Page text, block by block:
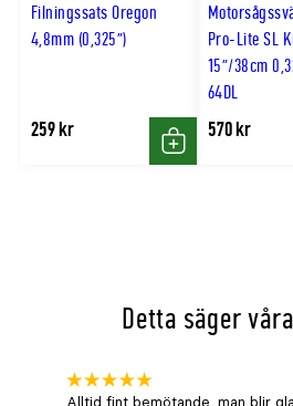
Filningssats Oregon
4,8mm (0,325")
259 kr
Köp
Pro-Lite SL
15"/38cm
64DL
570 kr
Detta säger
Alltid fint bemötande ,man blir